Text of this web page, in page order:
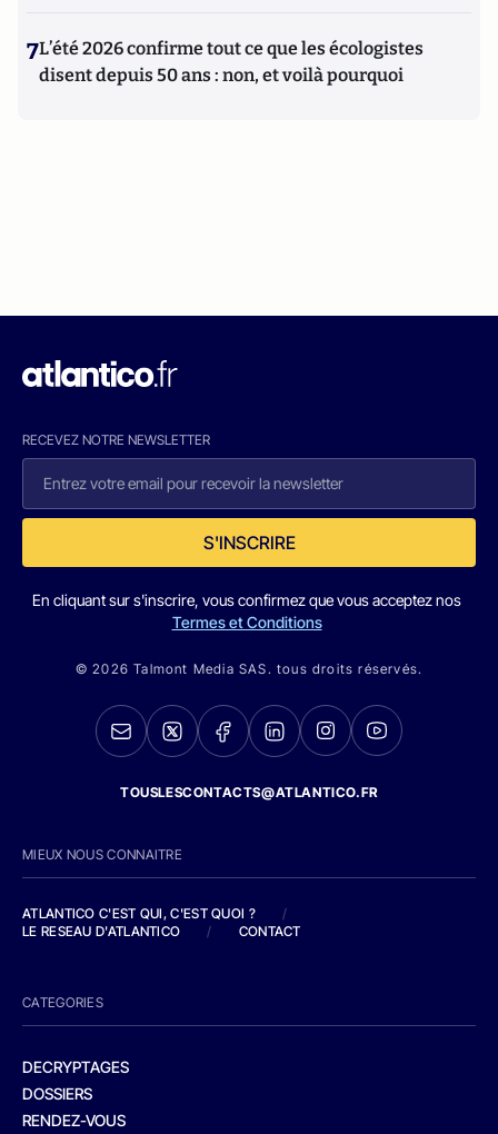
7L’été 2026 confirme tout ce que les écologistes
disent depuis 50 ans : non, et voilà pourquoi
RECEVEZ NOTRE NEWSLETTER
S'INSCRIRE
En cliquant sur s'inscrire, vous confirmez que vous acceptez nos
Termes et Conditions
© 2026 Talmont Media SAS. tous droits réservés.
TOUSLESCONTACTS@ATLANTICO.FR
MIEUX NOUS CONNAITRE
ATLANTICO C'EST QUI, C'EST QUOI ?
/
LE RESEAU D'ATLANTICO
/ CONTACT
CATEGORIES
DECRYPTAGES
DOSSIERS
RENDEZ-VOUS